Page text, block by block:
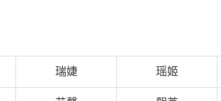
瑞婕 瑶姬